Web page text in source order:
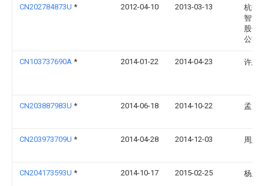
CN202784873U * 2012-04-10 2013-03-13
杭州
智能
股份
公司
CN103737690A * 2014-01-22 2014-04-23 许思
CN203887983U * 2014-06-18 2014-10-22 孟凡
CN203973709U * 2014-04-28 2014-12-03 周忠
CN204173593U * 2014-10-17 2015-02-25 杨忠